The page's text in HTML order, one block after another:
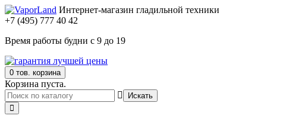
Интернет-магазин гладильной техники
+7 (495) 777 40 42
Время работы будни с 9 до 19
0 тов. корзина
Корзина пуста.
Искать